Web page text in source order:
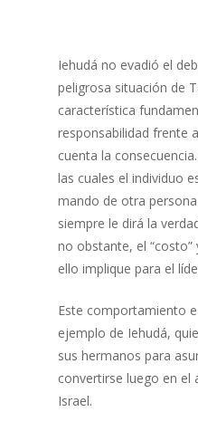
Iehudá no evadió el
peligrosa situación de
característica
responsabilidad frente
cuenta la
las cuales el individuo
mando de otra
siempre le dirá la
no obstante, el “costo”
ello implique para el
Este comportamiento
ejemplo de Iehudá,
sus hermanos para
convertirse luego en el
Israel.